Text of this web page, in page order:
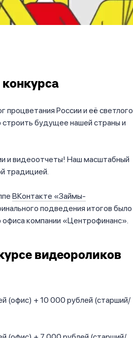
России и её светлого
будущее нашей страны и
и видеоотчеты! Наш масштабный
традицией.
ВКонтакте «Займы-
подведения итогов было
компании «Центрофинанс».
видеороликов
(офис) + 10 000 рублей (старший/